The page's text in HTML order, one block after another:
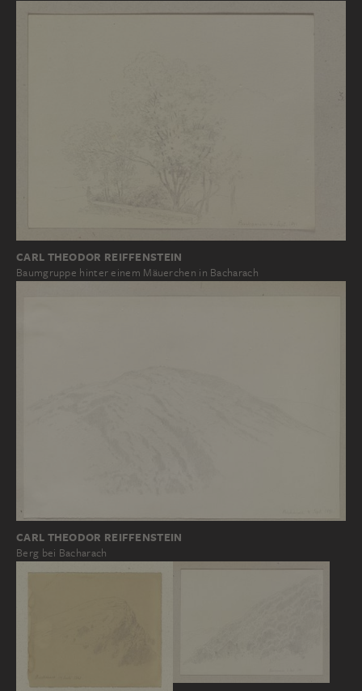
CARL THEODOR REIFFENSTEIN
Baumgruppe hinter einem Mäuerchen in Bacharach
CARL THEODOR REIFFENSTEIN
Berg bei Bacharach